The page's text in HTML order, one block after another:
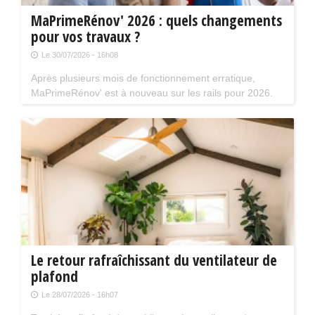
MaPrimeRénov' 2026 : quels changements
pour vos travaux ?
Le 30/07/2026 - 16h08
Après plusieurs mois de fonctionnement erratique,
MaPrimeRénov' est à nouveau sur les rails pour 2026.
limiter le nombre de chantiers éligibles. Tour d'horizon.
Le retour rafraîchissant du ventilateur de
plafond
Le 28/07/2026 - 16h07